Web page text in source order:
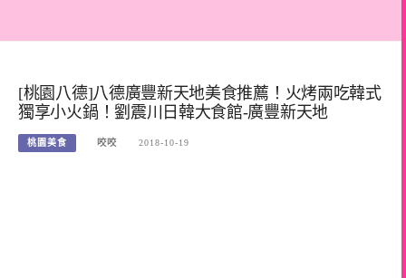
[桃園八德]八德廣豐新天地美食推薦！火烤兩吃韓式
獨享小火鍋！劉震川日韓大食館-廣豐新天地
桃園美食 咬咬 2018-10-19